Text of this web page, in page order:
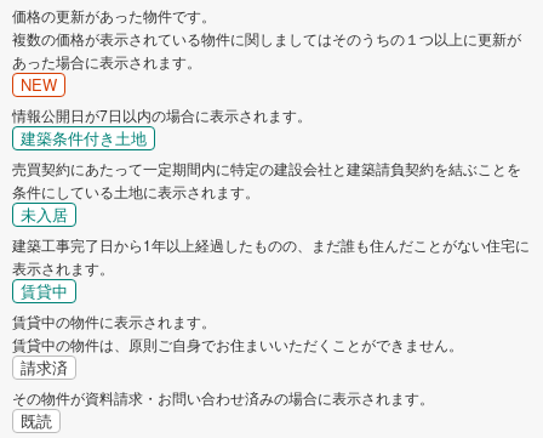
価格の更新があった物件です。
複数の価格が表示されている物件に関しましてはそのうちの１つ以上に更新が
あった場合に表示されます。
NEW
情報公開日が7日以内の場合に表示されます。
建築条件付き土地
売買契約にあたって一定期間内に特定の建設会社と建築請負契約を結ぶことを
条件にしている土地に表示されます。
未入居
建築工事完了日から1年以上経過したものの、まだ誰も住んだことがない住宅に
表示されます。
賃貸中
賃貸中の物件に表示されます。
賃貸中の物件は、原則ご自身でお住まいいただくことができません。
請求済
その物件が資料請求・お問い合わせ済みの場合に表示されます。
既読